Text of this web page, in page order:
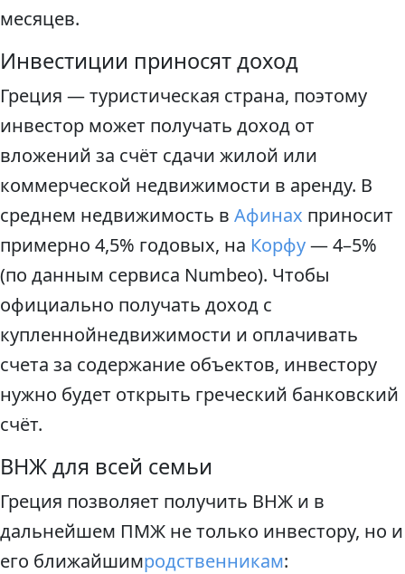
месяцев.
Инвестиции приносят доход
Греция — туристическая страна, поэтому
инвестор может получать доход от
вложений за счёт сдачи жилой или
коммерческой недвижимости в аренду. В
среднем недвижимость в Афинах приносит
примерно 4,5% годовых, на Корфу— 4–5%
(по данным сервиса Numbeo). Чтобы
официально получать доход с
купленнойнедвижимости и оплачивать
счета за содержание объектов, инвестору
нужно будет открыть греческий банковский
счёт.
ВНЖ для всей семьи
Греция позволяет получить ВНЖ и в
дальнейшем ПМЖ не только инвестору, но и
его ближайшимродственникам: